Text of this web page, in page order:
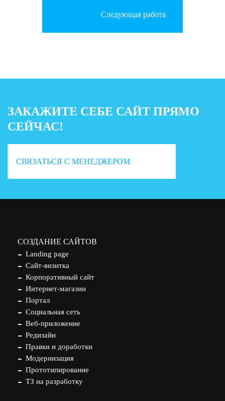
Следующая работа
ЗАКАЖИТЕ СЕБЕ САЙТ ПРЯМО
СЕЙЧАС!
СВЯЗАТЬСЯ С МЕНЕДЖЕРОМ
СОЗДАНИЕ САЙТОВ
Landing page
Сайт-визитка
Корпоративный сайт
Интернет-магазин
Портал
Социальная сеть
Веб-приложение
Редизайн
Правки и доработки
Модернизация
Прототипирование
ТЗ на разработку